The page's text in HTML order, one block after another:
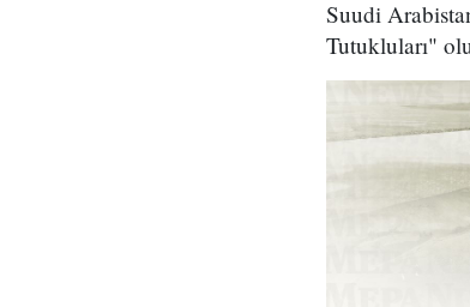
Suudi
Tutukluları"